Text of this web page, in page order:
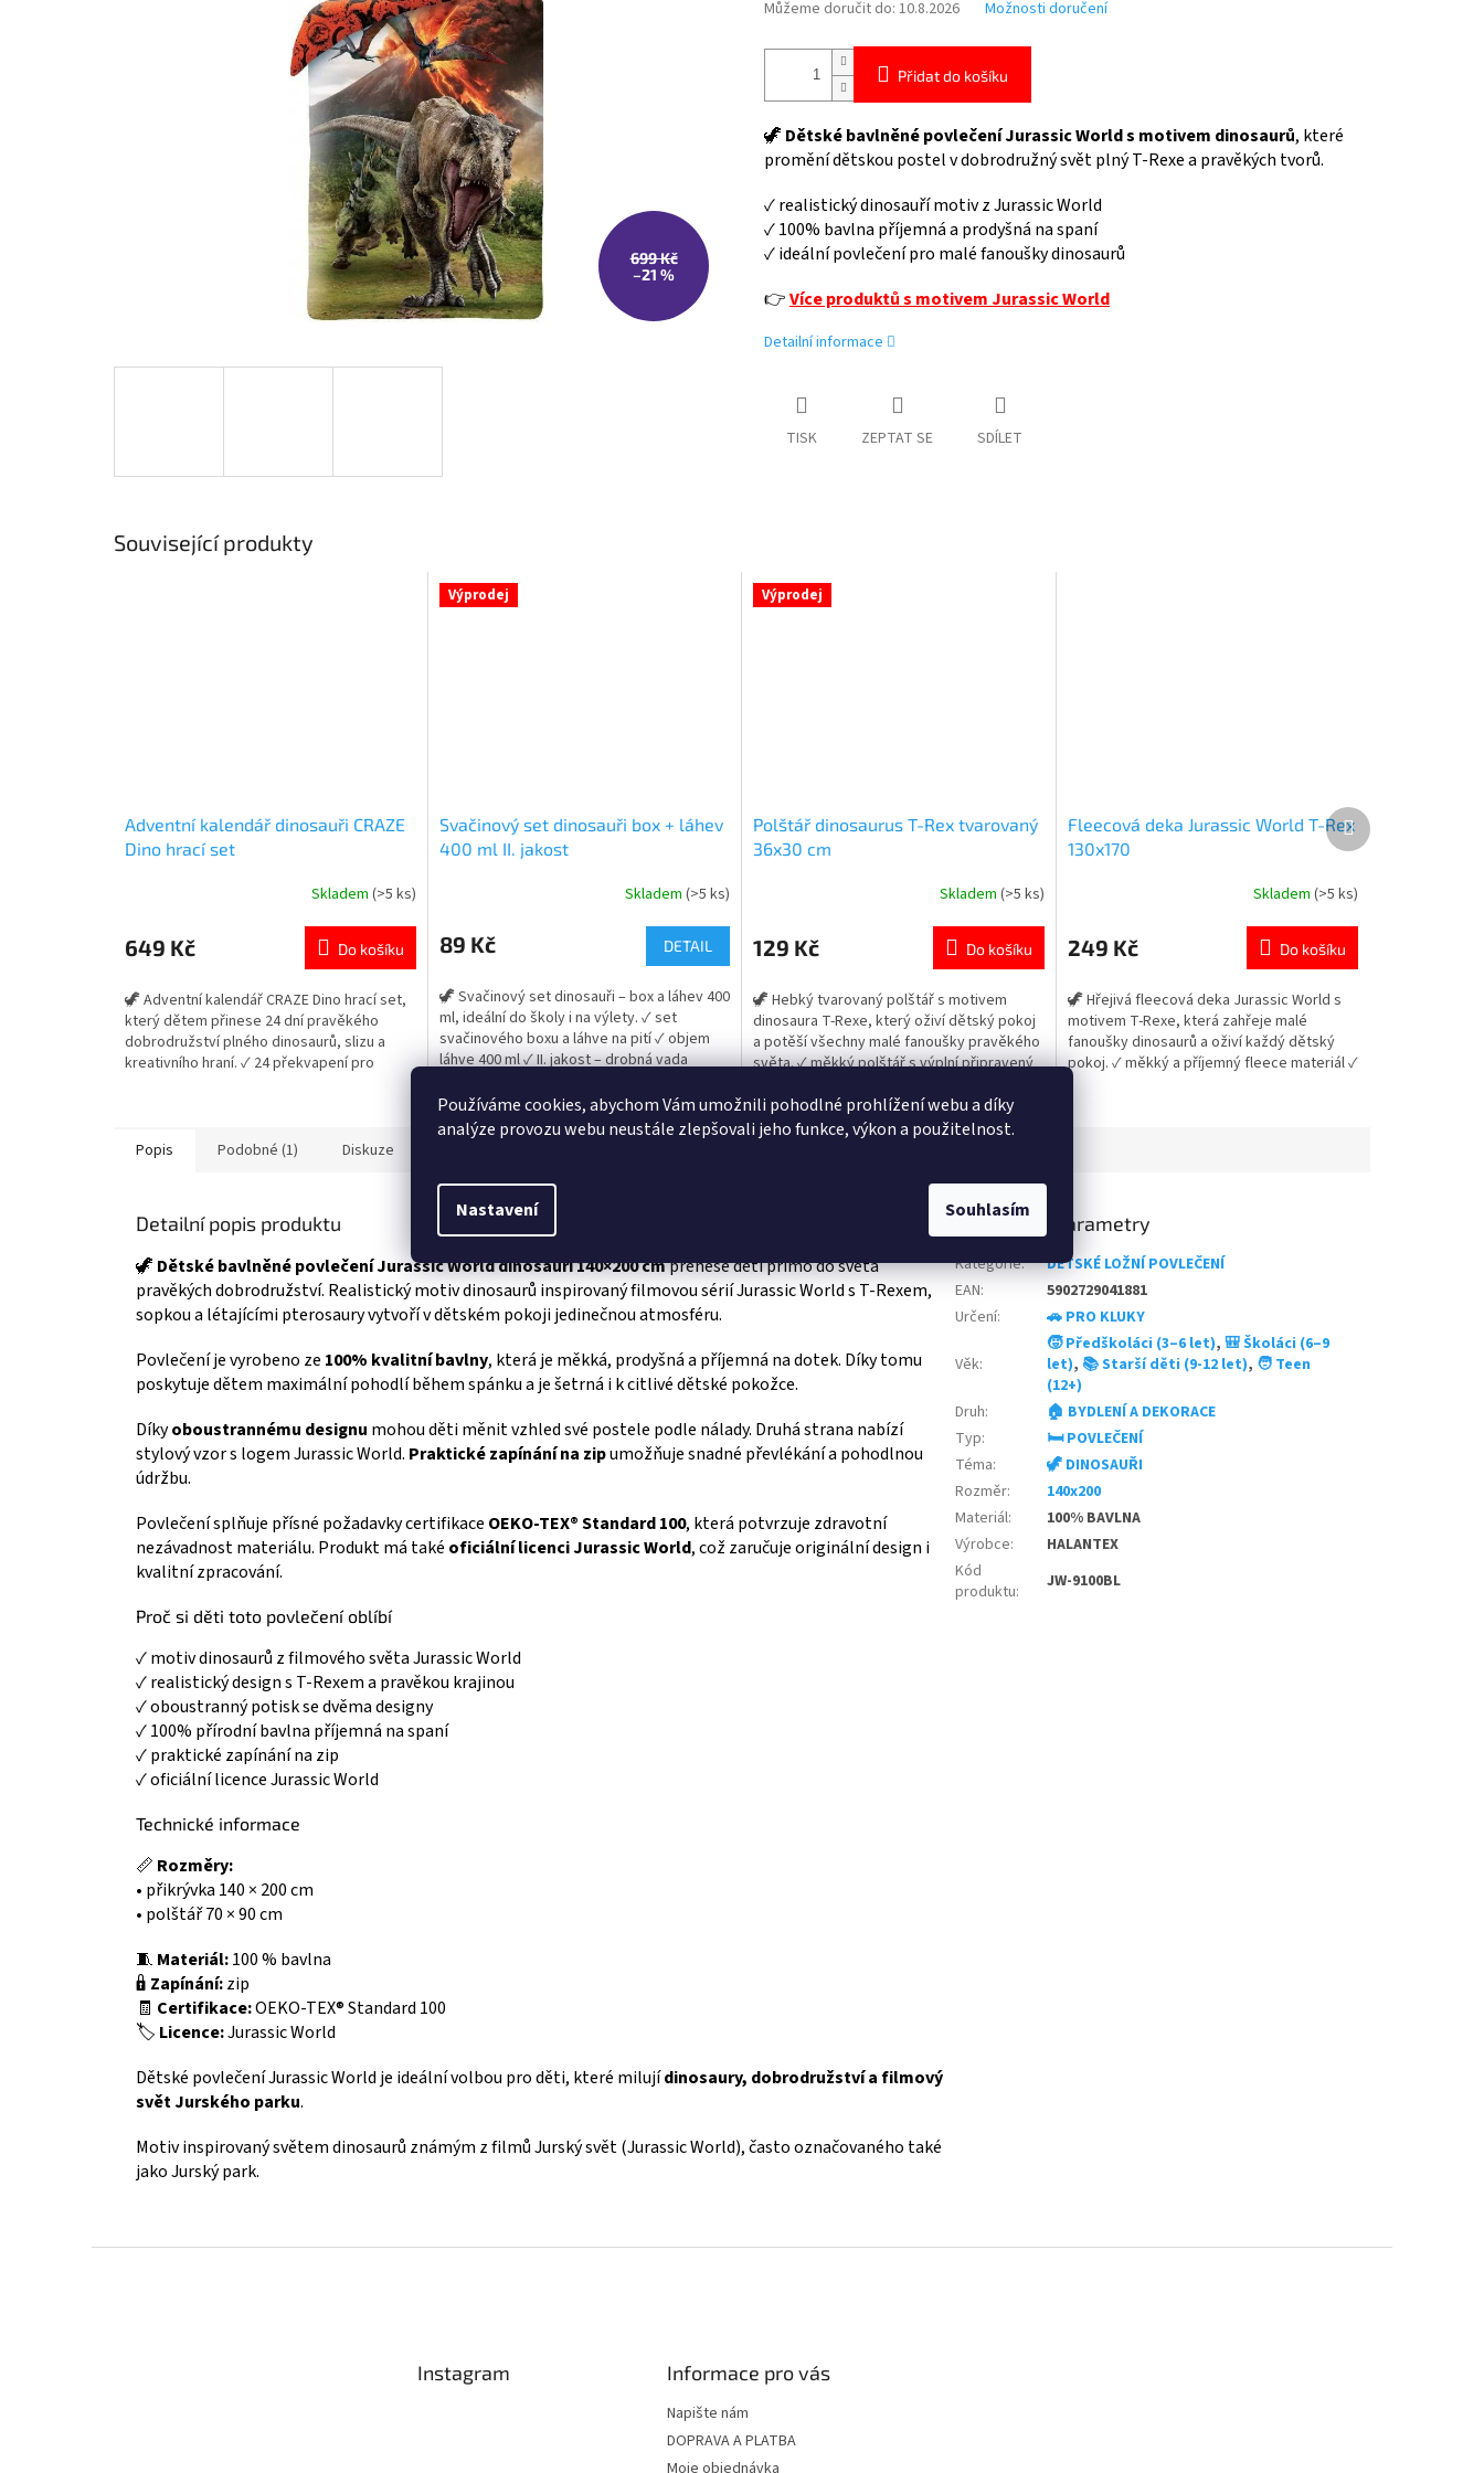
Používáme cookies, abychom Vám umožnili pohodlné prohlížení webu a díky
analýze provozu webu neustále zlepšovali jeho funkce, výkon a použitelnost.
Nastavení Souhlasím
699 Kč
–21 %
Můžeme doručit do: 10.8.2026 Možnosti doručení
Přidat do košíku
🦖 Dětské bavlněné povlečení Jurassic World s motivem dinosaurů, které
promění dětskou postel v dobrodružný svět plný T-Rexe a pravěkých tvorů.
✓ realistický dinosauří motiv z Jurassic World
✓ 100% bavlna příjemná a prodyšná na spaní
✓ ideální povlečení pro malé fanoušky dinosaurů
👉Více produktů s motivem Jurassic World
Detailní informace
TISK ZEPTAT SE SDÍLET
Související produkty
Adventní kalendář dinosauři CRAZE
Dino hrací set
produktu
je
z
5
hvězdiček.
Skladem (>5 ks)
649 Kč Do košíku
🦖 Adventní kalendář CRAZE Dino hrací set,
který dětem přinese 24 dní pravěkého
dobrodružství plného dinosaurů, slizu a
kreativního hraní. ✓ 24 překvapení pro
Více produktů s...
Výprodej
Svačinový set dinosauři box + láhev
400 ml II. jakost
produktu
je
z
5
hvězdiček.
Skladem(>5 ks)
89 Kč DETAIL
🦖 Svačinový set dinosauři – box a láhev 400
ml, ideální do školy i na výlety. ✓ set
svačinového boxu a láhve na pití ✓ objem
láhve 400 ml ✓ II. jakost – drobná vada
dinosaurů
Výprodej
Polštář dinosaurus T-Rex tvarovaný
36x30 cm
produktu
je
z
5
hvězdiček.
Skladem (>5 ks)
129 Kč Do košíku
🦖 Hebký tvarovaný polštář s motivem
dinosaura T-Rexe, který oživí dětský pokoj
a potěší všechny malé fanoušky pravěkého
světa. ✓ měkký polštář s výplní připravený
milovníky dinosaurů ✓ ideální dekorace i
polštářek do dětského pokoje 👉 Více
Fleecová deka Jurassic World T-Rex
130x170
produktu
je
z
5
hvězdiček.
Skladem(>5 ks)
249 Kč Do košíku
🦖 Hřejivá fleecová deka Jurassic World s
motivem T-Rexe, která zahřeje malé
fanoušky dinosaurů a oživí každý dětský
pokoj. ✓ měkký a příjemný fleece materiál ✓
Další
produkt
Popis Podobné (1) Diskuze
Detailní popis produktu
🦖 Dětské bavlněné povlečení Jurassic World dinosauři 140×200 cmpřenese děti přímo do světa
pravěkých dobrodružství. Realistický motiv dinosaurů inspirovaný filmovou sérií Jurassic World s T-Rexem,
sopkou a létajícími pterosaury vytvoří v dětském pokoji jedinečnou atmosféru.
Povlečení je vyrobeno ze 100% kvalitní bavlny, která je měkká, prodyšná a příjemná na dotek. Díky tomu
poskytuje dětem maximální pohodlí během spánku a je šetrná i k citlivé dětské pokožce.
Díkyoboustrannému designu mohou děti měnit vzhled své postele podle nálady. Druhá strana nabízí
stylový vzor s logem Jurassic World. Praktické zapínání na zipumožňuje snadné převlékání a pohodlnou
údržbu.
Povlečení splňuje přísné požadavky certifikace OEKO-TEX® Standard 100, která potvrzuje zdravotní
nezávadnost materiálu. Produkt má také oficiální licenci Jurassic World, což zaručuje originální design i
kvalitní zpracování.
Proč si děti toto povlečení oblíbí
✓ motiv dinosaurů z filmového světa Jurassic World
✓ realistický design s T-Rexem a pravěkou krajinou
✓ oboustranný potisk se dvěma designy
✓ 100% přírodní bavlna příjemná na spaní
✓ praktické zapínání na zip
✓ oficiální licence Jurassic World
Technické informace
📏 Rozměry:
• přikrývka 140 × 200 cm
• polštář 70 × 90 cm
🧵 Materiál:100 % bavlna
🔒 Zapínání:zip
🧾 Certifikace:OEKO-TEX® Standard 100
🏷️ Licence:Jurassic World
Dětské povlečení Jurassic World je ideální volbou pro děti, které milujídinosaury, dobrodružství a filmový
svět Jurského parku.
Motiv inspirovaný světem dinosaurů známým z filmů Jurský svět (Jurassic World), často označovaného také
jako Jurský park.
Doplňkové parametry
Kategorie:
DĚTSKÉ LOŽNÍ POVLEČENÍ
EAN:
5902729041881
Určení: 🚗 PRO KLUKY
Věk:
🧒 Předškoláci (3–6 let),🎒 Školáci (6–9
let), 📚 Starší děti (9-12 let), 🧑 Teen
(12+)
Druh:
🏠 BYDLENÍ A DEKORACE
Typ:
🛏️ POVLEČENÍ
Téma:
🦖 DINOSAUŘI
Rozměr:
140x200
Materiál:
100% BAVLNA
Výrobce:
HALANTEX
Kód
produktu: JW-9100BL
Instagram Informace pro vás
Napište nám
DOPRAVA A PLATBA